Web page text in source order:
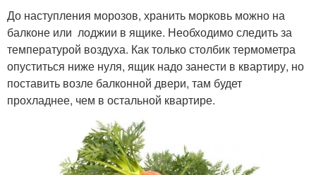
До наступления морозов, хранить морковь можно на
балконе или лоджии в ящике. Необходимо следить за
температурой воздуха. Как только столбик термометра
опуститься ниже нуля, ящик надо занести в квартиру, но
поставить возле балконной двери, там будет
прохладнее, чем в остальной квартире.